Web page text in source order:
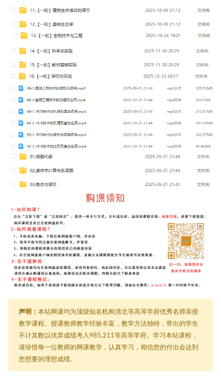
声明： 本站网课均为顶级知名机构清北等高等学府优秀名师亲授
教学课程。授课教师教学经验丰富，教学方法独特，带出的学生
不计其数以优异成绩考入985,211等高等学府。学习本站课程，
请珍惜每一位教师的网课教学，认真学习，相信您的付出会达到
您想要的理想成绩。